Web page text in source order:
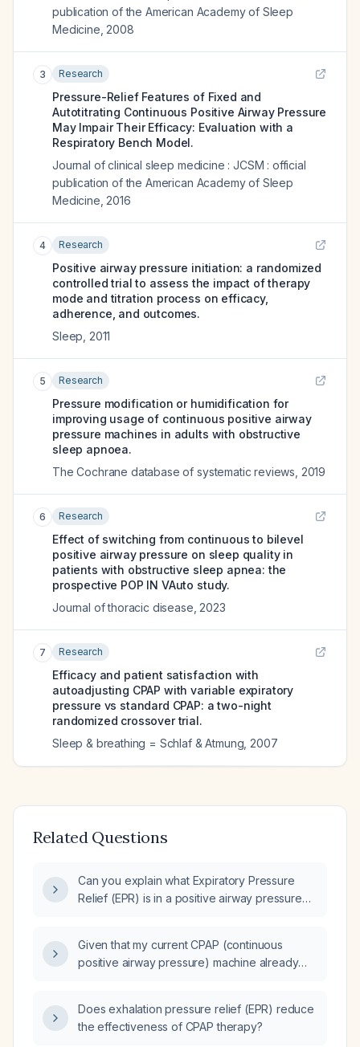
publication of the American Academy of Sleep
Medicine 2008
3 Research
Pressure-Relief Features of Fixed and
Autotitrating Continuous Positive Airway Pressure
May Impair Their Efficacy: Evaluation with a
Respiratory Bench Model.
Journal of clinical sleep medicine : JCSM : official
publication of the American Academy of Sleep
Medicine 2016
4 Research
Positive airway pressure initiation: a randomized
controlled trial to assess the impact of therapy
mode and titration process on efficacy,
adherence, and outcomes.
Sleep 2011
5 Research
Pressure modification or humidification for
improving usage of continuous positive airway
pressure machines in adults with obstructive
sleep apnoea.
The Cochrane database of systematic reviews 2019
6 Research
Effect of switching from continuous to bilevel
positive airway pressure on sleep quality in
patients with obstructive sleep apnea: the
prospective POP IN VAuto study.
Journal of thoracic disease 2023
7 Research
Efficacy and patient satisfaction with
autoadjusting CPAP with variable expiratory
pressure vs standard CPAP: a two-night
randomized crossover trial.
Sleep & breathing = Schlaf & Atmung 2007
Related Questions
Can you explain what Expiratory Pressure
Relief (EPR) is in a positive airway pressure
Given that my current CPAP (continuous
positive airway pressure) machine already
should I switch to a BiPAP (bilevel positive
airway pressure) device?
Does exhalation pressure relief (EPR) reduce
the effectiveness of CPAP therapy?